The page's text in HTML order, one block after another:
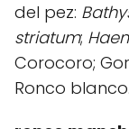
del pez:
striatum;
Corocoro;
Ronco blanco.